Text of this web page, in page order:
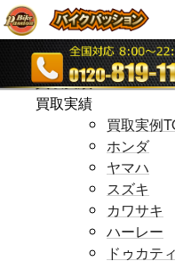
ホームページ
ホームペ
買取実績
買取実績
買取実例
ホンダ
ヤマハ
スズキ
カワサキ
ハーレー
ドゥカティ